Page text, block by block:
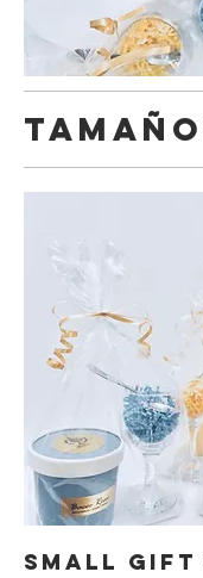
Small Gift